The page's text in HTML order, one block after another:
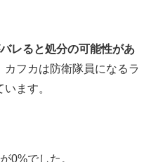
レると処分の可能性があ
フカは防衛隊員になるラ
ます。
0%でした。